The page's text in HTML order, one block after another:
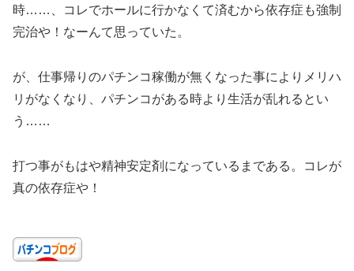
時……、コレでホールに行かなくて済むから依存症も強制
完治や！なーんて思っていた。
が、仕事帰りのパチンコ稼働が無くなった事によりメリハ
リがなくなり、パチンコがある時より生活が乱れるとい
う……
打つ事がもはや精神安定剤になっているまである。コレが
真の依存症や！